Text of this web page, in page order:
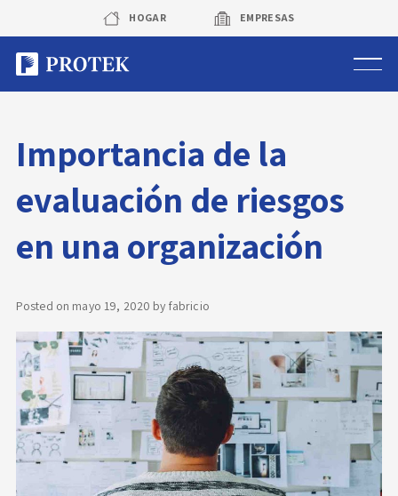
content
HOGAR EMPRESAS
Sistema de cámaras
Rastreo vehicular GPS
Protek Personas
Corredora de seguros
Sobre Protek
Trabaja con nosotros
Novedades
Faq
Importancia de la
evaluación de riesgos
en una organización
Posted on mayo 19, 2020 by fabricio